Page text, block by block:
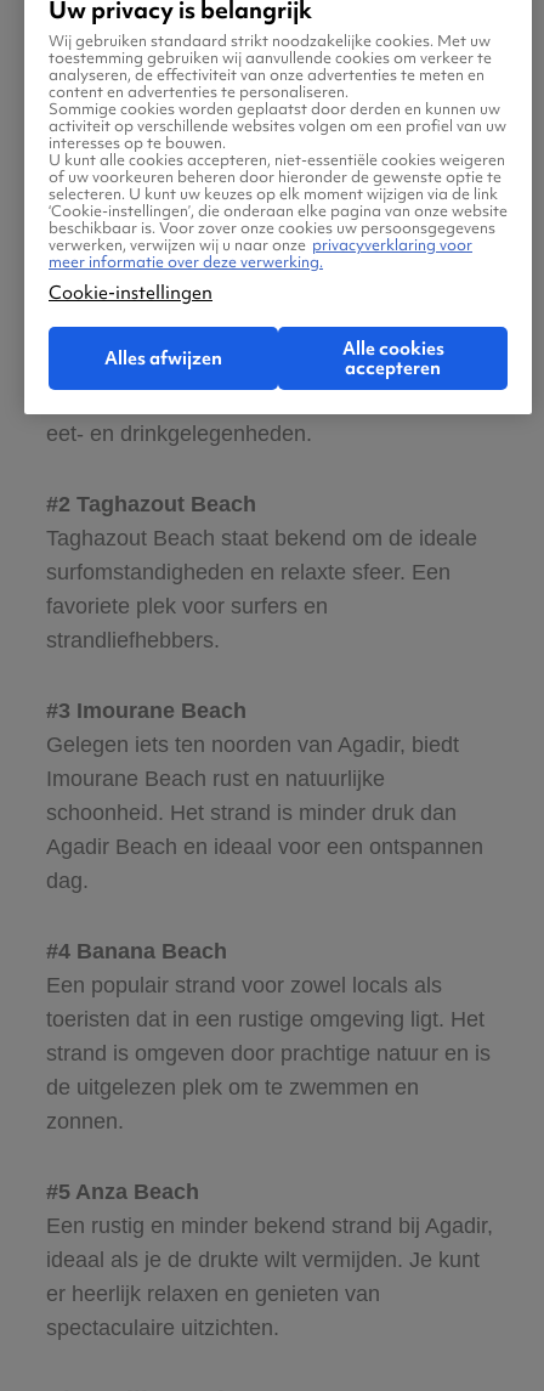
rustig wilt ontspannen, surfen, jetskiën,
paddleboarden, of kitesurfen, de natuurlijke
schoonheid van de stranden van Agadir zal je
niet teleurstellen.
#1 Agadir Beach
Dit is een van de populairste stranden van
Agadir. Het is een publiek strand dat zich
uitstrekt langs de kust en een prachtig uitzicht
op de Atlantische Oceaan biedt. Het strand is
goed onderhouden en heeft faciliteiten zoals
eet- en drinkgelegenheden.
#2 Taghazout Beach
Taghazout Beach staat bekend om de ideale
surfomstandigheden en relaxte sfeer. Een
favoriete plek voor surfers en
strandliefhebbers.
#3 Imourane Beach
Gelegen iets ten noorden van Agadir, biedt
Imourane Beach rust en natuurlijke
schoonheid. Het strand is minder druk dan
Agadir Beach en ideaal voor een ontspannen
dag.
#4 Banana Beach
Een populair strand voor zowel locals als
toeristen dat in een rustige omgeving ligt. Het
strand is omgeven door prachtige natuur en is
de uitgelezen plek om te zwemmen en
zonnen.
#5 Anza Beach
Een rustig en minder bekend strand bij Agadir,
ideaal als je de drukte wilt vermijden. Je kunt
er heerlijk relaxen en genieten van
spectaculaire uitzichten.
Uw privacy is belangrijk
Wij gebruiken standaard strikt noodzakelijke cookies. Met uw
toestemming gebruiken wij aanvullende cookies om verkeer te
analyseren, de effectiviteit van onze advertenties te meten en
content en advertenties te personaliseren.
Sommige cookies worden geplaatst door derden en kunnen uw
activiteit op verschillende websites volgen om een profiel van uw
interesses op te bouwen.
U kunt alle cookies accepteren, niet-essentiële cookies weigeren
of uw voorkeuren beheren door hieronder de gewenste optie te
selecteren. U kunt uw keuzes op elk moment wijzigen via de link
‘Cookie-instellingen’, die onderaan elke pagina van onze website
beschikbaar is. Voor zover onze cookies uw persoonsgegevens
verwerken, verwijzen wij u naar onze privacyverklaring voor
meer informatie over deze verwerking.
Cookie-instellingen
Alles afwijzen
Alle cookies
accepteren